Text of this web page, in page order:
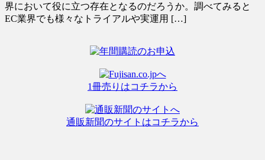
界において役に立つ存在となるのだろうか。調べてみると
EC業界でも様々なトライアルや実運用 […]
1冊売りはコチラから
通販新聞のサイトはコチラから